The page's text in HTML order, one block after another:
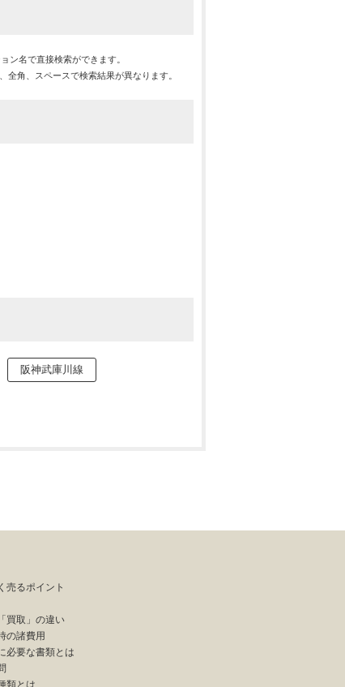
ン名で直接検索ができます。
全角、スペースで検索結果が異なります。
阪神武庫川線
売るポイント
買取」の違い
の諸費用
必要な書類とは
類とは